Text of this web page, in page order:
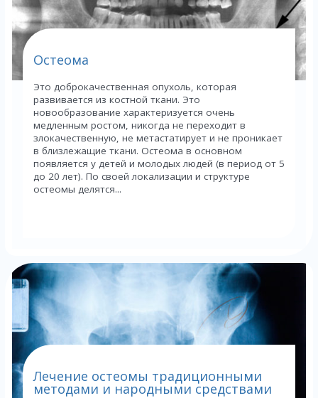
Остеома
Это доброкачественная опухоль, которая
развивается из костной ткани. Это
новообразование характеризуется очень
медленным ростом, никогда не переходит в
злокачественную, не метастатирует и не проникает
в близлежащие ткани. Остеома в основном
появляется у детей и молодых людей (в период от 5
до 20 лет). По своей локализации и структуре
остеомы делятся...
Лечение остеомы традиционными
методами и народными средствами